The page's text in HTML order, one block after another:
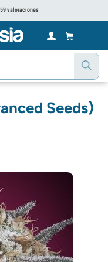
valoraciones
Seeds)